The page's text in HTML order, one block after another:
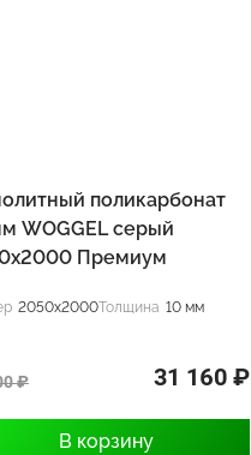
поликарбонат
WOGGEL серый
Премиум
2050x2000Толщина 10 мм
₽ 31 160 ₽
В корзину